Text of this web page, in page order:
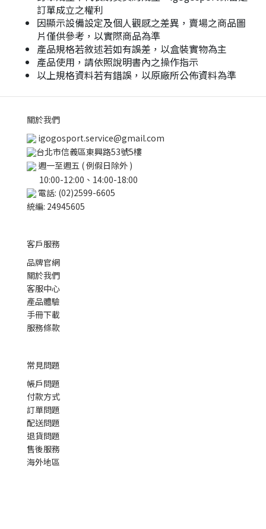
訂單成立之權利
因顯示設備設定及個人觀感之差異，賣場之商品圖
片僅供參考，以實際商品為準
產品規格若敘述若如有誤差，以盒裝實物為主
產品使用，請依照說明書內之操作指示
以上規格資料若有錯誤，以原廠所公佈資料為準
關於我們
igogosport.service@gmail.com
台北市信義區東興路53號5樓
週一至週五 ( 例假日除外 )
10:00-12:00、14:00-18:00
電話: (02)2599-6605
統編: 24945605
客戶服務
品牌官網
關於我們
客服中心
產品體驗
手冊下載
服務條款
常見問題
帳戶問題
付款方式
訂單問題
配送問題
退貨問題
售後服務
海外地區